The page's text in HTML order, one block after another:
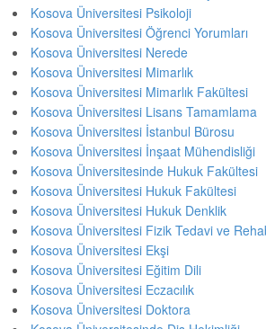
Kosova Üniversitesi Psikoloji
Kosova Üniversitesi Öğrenci Yorumları
Kosova Üniversitesi Nerede
Kosova Üniversitesi Mimarlık
Kosova Üniversitesi Mimarlık Fakültesi
Kosova Üniversitesi Lisans Tamamlama
Kosova Üniversitesi İstanbul Bürosu
Kosova Üniversitesi İnşaat Mühendisliği
Kosova Üniversitesinde Hukuk Fakültesi
Kosova Üniversitesi Hukuk Fakültesi
Kosova Üniversitesi Hukuk Denklik
Kosova Üniversitesi Fizik Tedavi ve
Kosova Üniversitesi Ekşi
Kosova Üniversitesi Eğitim Dili
Kosova Üniversitesi Eczacılık
Kosova Üniversitesi Doktora